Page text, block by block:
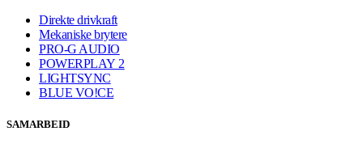
Direkte drivkraft
Mekaniske brytere
PRO-G AUDIO
POWERPLAY 2
LIGHTSYNC
BLUE VO!CE
SAMARBEID